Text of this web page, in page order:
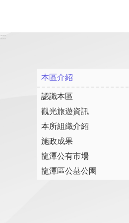
:::
本區介紹
認識本區
觀光旅遊資訊
本所組織介紹
施政成果
龍潭公有市場
龍潭區公墓公園